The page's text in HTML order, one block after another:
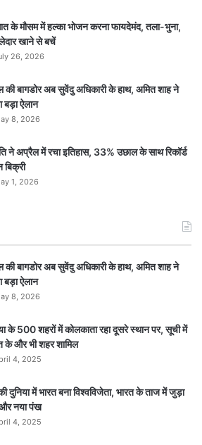
के मौसम में हल्का भोजन करना फायदेमंद, तला-भुना,
खाने से बचें
26, 2026
की बागडोर अब सुवेंदु अधिकारी के हाथ, अमित शाह ने
बड़ा ऐलान
8, 2026
ने अप्रैल में रचा इतिहास, 33% उछाल के साथ रिकॉर्ड
बिक्री
1, 2026
की बागडोर अब सुवेंदु अधिकारी के हाथ, अमित शाह ने
बड़ा ऐलान
8, 2026
के 500 शहरों में कोलकाता रहा दूसरे स्थान पर, सूची में
के और भी शहर शामिल
4, 2025
दुनिया में भारत बना विश्वविजेता, भारत के ताज में जुड़ा
नया पंख
4, 2025